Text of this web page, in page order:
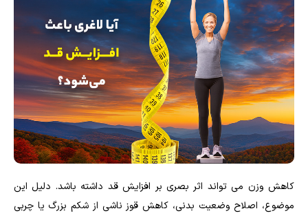
کاهش وزن می تواند اثر بصری بر افزایش قد داشته باشد. دلیل این
موضوع، اصلاح وضعیت بدنی، کاهش قوز ناشی از شکم بزرگ یا چربی